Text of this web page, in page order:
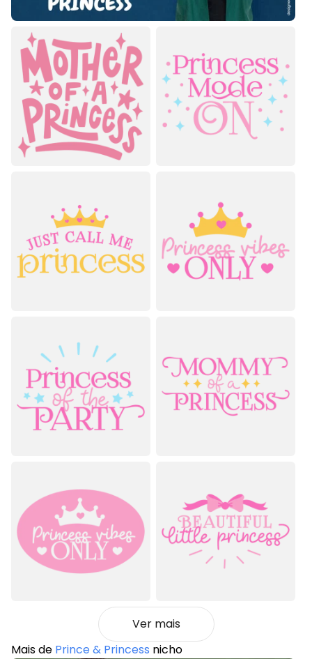
Ver mais
Mais de Prince & Princess nicho